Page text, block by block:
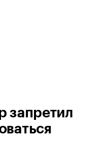
запретил